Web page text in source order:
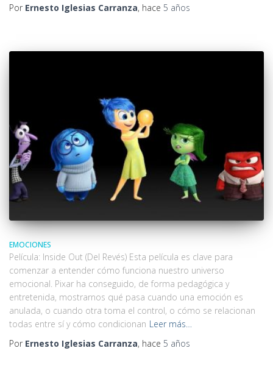
Por Ernesto Iglesias Carranza, hace 5 años
EMOCIONES
Película: Inside Out (Del Revés) Esta película es clave para
comenzar a entender cómo funciona nuestro universo
emocional. Pixar ha conseguido, de forma pedagógica y
entretenida, mostrarnos qué pasa cuando una emoción es
anulada, o cuando otra toma el control, o cómo se relacionan
todas entre sí y cómo condicionan Leer más…
Por Ernesto Iglesias Carranza, hace 5 años